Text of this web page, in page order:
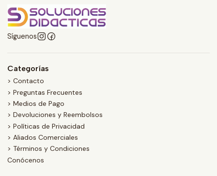
Síguenos
Categorías
> Contacto
> Preguntas Frecuentes
> Medios de Pago
> Devoluciones y Reembolsos
> Políticas de Privacidad
> Aliados Comerciales
> Términos y Condiciones
Conócenos